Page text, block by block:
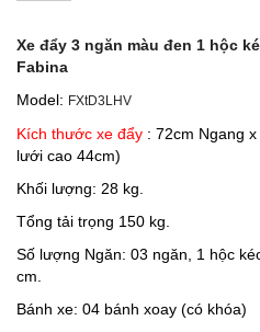
Xe đẩy 3 ngăn màu đen 1 hộc
Fabina
Model: FXtD3LHV
Kích thước xe đẩy : 72cm Ngang
lưới cao 44cm)
Khối lượng: 28 kg.
Tổng tải trọng 150 kg.
Số lượng Ngăn: 03 ngăn, 1 hộc
cm.
Bánh xe: 04 bánh xoay (có khóa)